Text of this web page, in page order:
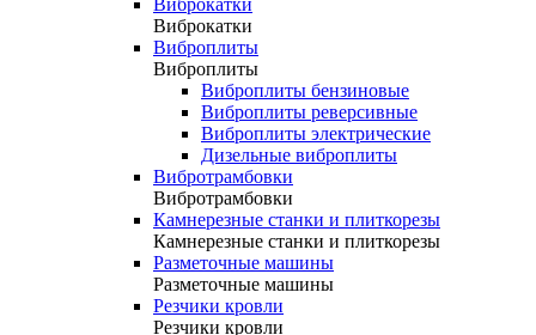
Виброкатки
Виброкатки
Виброплиты
Виброплиты
Виброплиты бензиновые
Виброплиты реверсивные
Виброплиты электрические
Дизельные виброплиты
Вибротрамбовки
Вибротрамбовки
Камнерезные станки и плиткорезы
Камнерезные станки и плиткорезы
Разметочные машины
Разметочные машины
Резчики кровли
Резчики кровли